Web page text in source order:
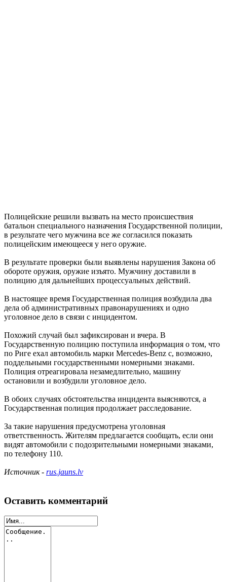
Полицейские решили вызвать на место происшествия
батальон специального назначения Государственной полиции,
в результате чего мужчина все же согласился показать
полицейским имеющееся у него оружие.
В результате проверки были выявлены нарушения Закона об
обороте оружия, оружие изъято. Мужчину доставили в
полицию для дальнейших процессуальных действий.
В настоящее время Государственная полиция возбудила два
дела об административных правонарушениях и одно
уголовное дело в связи с инцидентом.
Похожий случай был зафиксирован и вчера. В
Государственную полицию поступила информация о том, что
по Риге ехал автомобиль марки Mercedes-Benz с, возможно,
поддельными государственными номерными знаками.
Полиция отреагировала незамедлительно, машину
остановили и возбудили уголовное дело.
В обоих случаях обстоятельства инцидента выясняются, а
Государственная полиция продолжает расследование.
За такие нарушения предусмотрена уголовная
ответственность. Жителям предлагается сообщать, если они
видят автомобили с подозрительными номерными знаками,
по телефону 110.
Источник - rus.jauns.lv
Оставить комментарий